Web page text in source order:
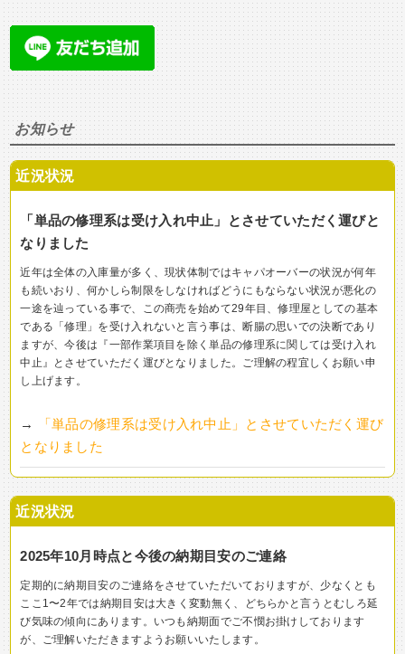
お知らせ
近況状況
「単品の修理系は受け入れ中止」とさせていただく運びと
なりました
近年は全体の入庫量が多く、現状体制ではキャパオーバーの状況が何年
も続いおり、何かしら制限をしなければどうにもならない状況が悪化の
一途を辿っている事で、この商売を始めて29年目、修理屋としての基本
である「修理」を受け入れないと言う事は、断腸の思いでの決断であり
ますが、今後は『一部作業項目を除く単品の修理系に関しては受け入れ
中止』とさせていただく運びとなりました。ご理解の程宜しくお願い申
し上げます。
→
「単品の修理系は受け入れ中止」とさせていただく運び
となりました
近況状況
2025年10月時点と今後の納期目安のご連絡
定期的に納期目安のご連絡をさせていただいておりますが、少なくとも
ここ1〜2年では納期目安は大きく変動無く、どちらかと言うとむしろ延
び気味の傾向にあります。いつも納期面でご不憫お掛けしております
が、ご理解いただきますようお願いいたします。